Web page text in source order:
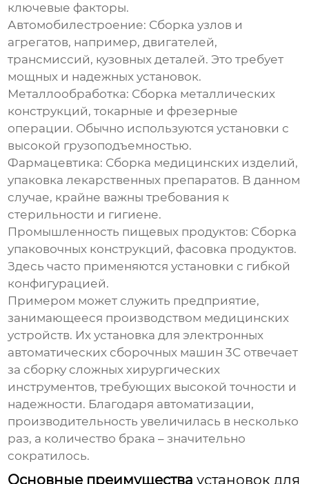
ключевые факторы.
Автомобилестроение: Сборка узлов и
агрегатов, например, двигателей,
трансмиссий, кузовных деталей. Это требует
мощных и надежных установок.
Металлообработка: Сборка металлических
конструкций, токарные и фрезерные
операции. Обычно используются установки с
высокой грузоподъемностью.
Фармацевтика: Сборка медицинских изделий,
упаковка лекарственных препаратов. В данном
случае, крайне важны требования к
стерильности и гигиене.
Промышленность пищевых продуктов: Сборка
упаковочных конструкций, фасовка продуктов.
Здесь часто применяются установки с гибкой
конфигурацией.
Примером может служить предприятие,
занимающееся производством медицинских
устройств. Ихустановка для электронных
автоматических сборочных машин 3C отвечает
за сборку сложных хирургических
инструментов, требующих высокой точности и
надежности. Благодаря автоматизации,
производительность увеличилась в несколько
раз, а количество брака – значительно
сократилось.
Основные преимуществаустановок для